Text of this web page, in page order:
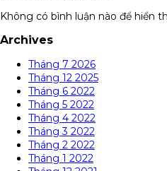
Không có bình luận nào để hiển
Archives
Tháng 7 2026
Tháng 12 2025
Tháng 6 2022
Tháng 5 2022
Tháng 4 2022
Tháng 3 2022
Tháng 2 2022
Tháng 1 2022